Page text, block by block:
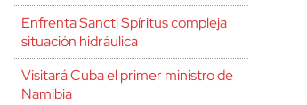
Enfrenta Sancti Spíritus compleja
situación hidráulica
Visitará Cuba el primer ministro de
Namibia